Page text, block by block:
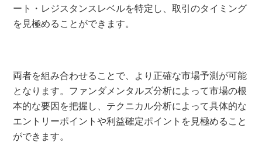
ート・レジスタンスレベルを特定し、取引のタイミング
を見極めることができます。
両者を組み合わせることで、より正確な市場予測が可能
となります。ファンダメンタルズ分析によって市場の根
本的な要因を把握し、テクニカル分析によって具体的な
エントリーポイントや利益確定ポイントを見極めること
ができます。